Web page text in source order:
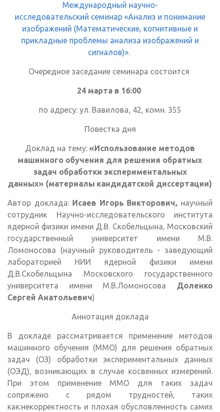
Международный научно-
исследовательский семинар «Анализ и понимание
изображений (Математические, когнитивные и
прикладные проблемы анализа изображений и
сигналов)».
Очередное заседание семинара состоится
24 марта в 16:00
по адресу: ул. Вавилова, 42, комн. 355
Повестка дня
Доклад на тему: «Использование методов
машинного обучения для решения обратных
задач обработки экспериментальных
данных» (материалы кандидатской диссертации)
Автор доклада: Исаев Игорь Викторович, научный
сотрудник Научно-исследовательского института
ядерной физики имени Д.В. Скобельцына, Московский
государственный университет имени М.В.
Ломоносова (научный руководитель - заведующий
лабораторией НИИ ядерной физики имени
Д.В.Скобельцына Московского государственного
университета имени М.В.Ломоносова Доленко
Сергей Анатольевич)
Аннотация доклада
В докладе рассматривается применение методов
машинного обучения (ММО) для решения обратных
задач (ОЗ) обработки экспериментальных данных
(ОЭД), возникающих в случае косвенных измерений.
При этом применение ММО для таких задач
сопряжено с рядом трудностей, таких
как:некорректность и плохая обусловленность самих